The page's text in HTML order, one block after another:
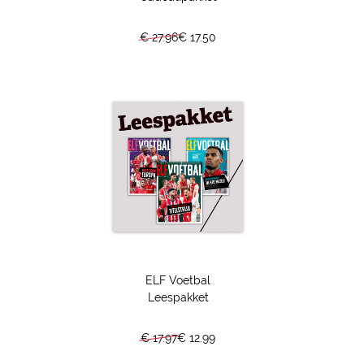
deze link ook handig online te bestellen.
Bij Borussia Dortmund brengt Donyell Malen de lessen van
leermeester Ruud van Nistelrooij in de praktijk. En ziet hij
van dichtbij waartoe die lessen kunnen leiden wanneer ze
tot in perfectie uitgevoerd worden. "De tips die Ruud me
gaf, zitten er bij Haaland automatisch in." Een interview
over potjes UNO met een Noorse superster, voetballen op
klompen en kinderen aan zijn Duitse voordeur op jacht naar
een foto. "Dat kan ik enorm waarderen. De mensen in de
Financieel heeft Ajax de voorbije jaren afstand genomen
stroomden richting de ArenA als water naar de zee. Die
€ 27.96€ 17.50
ELF Voetbal
Leespakket
€ 17.97€ 12.99